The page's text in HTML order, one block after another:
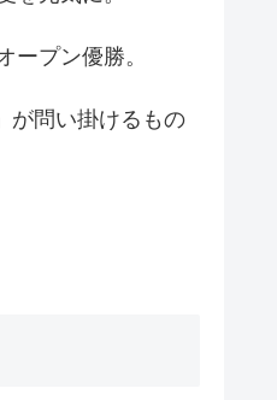
ープン優勝。
が問い掛けるもの